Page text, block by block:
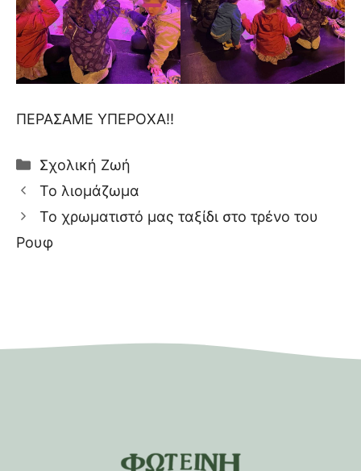
ΠΕΡΑΣΑΜΕ ΥΠΕΡΟΧΑ!!
Κατηγορίες
Σχολική Ζωή
Το λιομάζωμα
Το χρωματιστό μας ταξίδι στο τρένο του
Ρουφ